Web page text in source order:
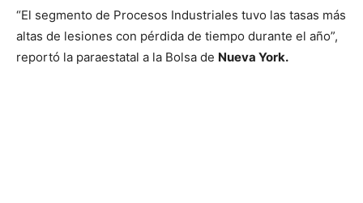
“El segmento de Procesos Industriales tuvo las tasas más
altas de lesiones con pérdida de tiempo durante el año”,
reportó la paraestatal a la Bolsa de Nueva York.